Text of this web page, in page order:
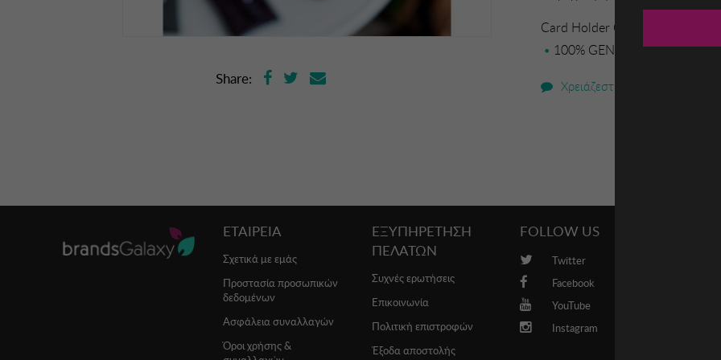
Share:
Card Holder Garbalia
100% GENUINE LEATHER
Χρειάζεστε βοήθεια;
ΕΤΑΙΡΕΙΑ
Σχετικά με εμάς
Προστασία προσωπικών
δεδομένων
Ασφάλεια συναλλαγών
Όροι χρήσης &
ΕΞΥΠΗΡΕΤΗΣΗ
ΠΕΛΑΤΩΝ
Συχνές ερωτήσεις
Επικοινωνία
Πολιτική επιστροφών
Έξοδα αποστολής
FOLLOW US
Twitter
Facebook
YouTube
Instagram